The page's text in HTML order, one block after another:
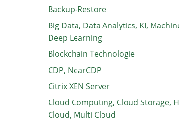
Backup-Restore
Big Data, Data Analytics, KI,
Deep Learning
Blockchain Technologie
CDP, NearCDP
Citrix XEN Server
Cloud Computing, Cloud Storage,
Cloud, Multi Cloud